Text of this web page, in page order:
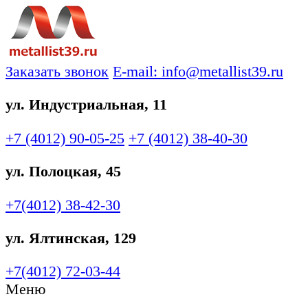
Заказать звонок E-mail: info@metallist39.ru
ул. Индустриальная, 11
+7 (4012) 90-05-25 +7 (4012) 38-40-30
ул. Полоцкая, 45
+7(4012) 38-42-30
ул. Ялтинская, 129
+7(4012) 72-03-44
Меню